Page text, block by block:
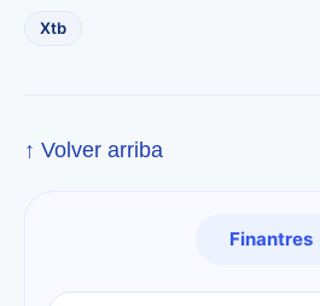
Xtb
↑ Volver arriba
Finantres